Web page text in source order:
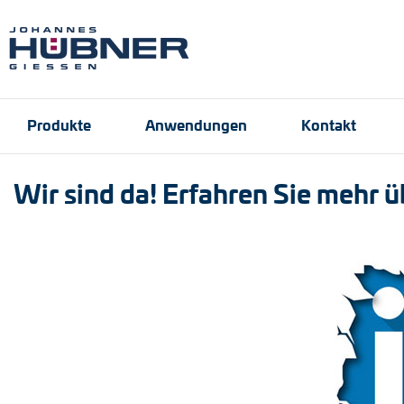
Produkte Anwendungen Kontakt
Absolute Drehgeber
Magnetische
Universal-
Drehzahlschalter
Wir sind da! Erfahren Sie mehr